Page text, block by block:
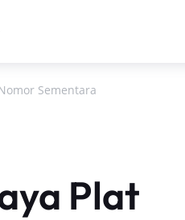
Sementara
Plat